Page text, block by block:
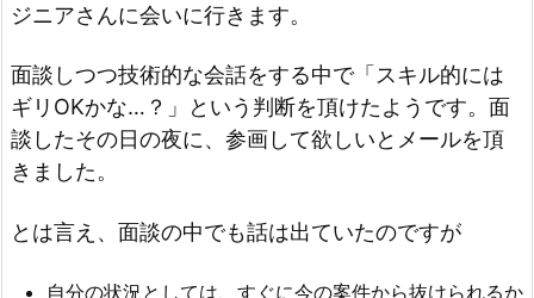
ジニアさんに会いに行きます。
面談しつつ技術的な会話をする中で「スキル的には
ギリOKかな…？」という判断を頂けたようです。面
談したその日の夜に、参画して欲しいとメールを頂
きました。
とは言え、面談の中でも話は出ていたのですが
自分の状況としては、すぐに今の案件から抜けられるか